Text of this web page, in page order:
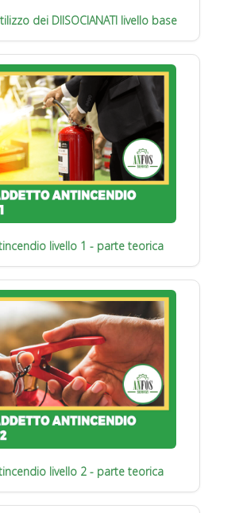
dei DIISOCIANATI livello base
livello 1 - parte teorica
livello 2 - parte teorica